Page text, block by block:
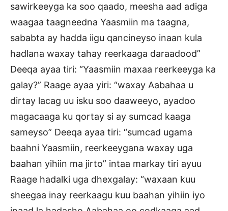
sawirkeeyga ka soo qaado, meesha aad adiga
waagaa taagneedna Yaasmiin ma taagna,
sababta ay hadda iigu qancineyso inaan kula
hadlana waxay tahay reerkaaga daraadood”
Deeqa ayaa tiri: “Yaasmiin maxaa reerkeeyga ka
galay?” Raage ayaa yiri: “waxay Aabahaa u
dirtay lacag uu isku soo daaweeyo, ayadoo
magacaaga ku qortay si ay sumcad kaaga
sameyso” Deeqa ayaa tiri: “sumcad ugama
baahni Yaasmiin, reerkeeygana waxay uga
baahan yihiin ma jirto” intaa markay tiri ayuu
Raage hadalki uga dhexgalay: “waxaan kuu
sheegaa inay reerkaagu kuu baahan yihiin iyo